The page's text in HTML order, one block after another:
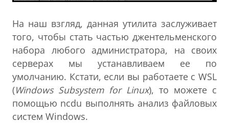
На наш взгляд, данная утилита заслуживает
того, чтобы стать частью джентельменского
набора любого администратора, на своих
серверах мы устанавливаем ее по
умолчанию. Кстати, если вы работаете с WSL
(Windows Subsystem for Linux), то можете с
помощью ncdu выполнять анализ файловых
систем Windows.